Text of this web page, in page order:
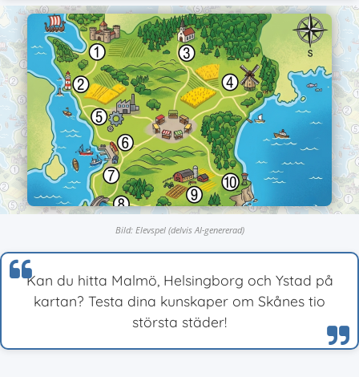
Bild: Elevspel (delvis AI-genererad)
Kan du hitta Malmö, Helsingborg och Ystad på
kartan? Testa dina kunskaper om Skånes tio
största städer!